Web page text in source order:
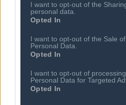
I want to opt-out of the
personal data.
Opted In
I want to opt-out of the Sale
Personal Data.
Opted In
I want to opt-out of
Personal Data for Targeted
Opted In
Ποιος είναι ο ΣΕΠΕ